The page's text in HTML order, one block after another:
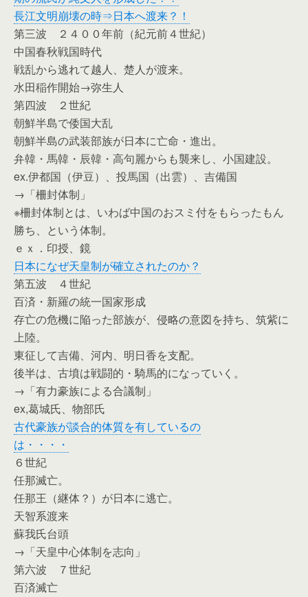
長江文明崩壊の時⇒日本へ渡来？！
第三波 ２４００年前（紀元前４世紀）
中国春秋戦国時代
戦乱から逃れて越人、楚人が渡来。
水田稲作開始→弥生人
第四波 ２世紀
朝鮮半島で倭国大乱
朝鮮半島の武装部族が日本に亡命・進出。
弁韓・馬韓・辰韓・高句麗からも襲来し、小国建設。
ex.伊都国（伊豆）、投馬国（出雲）、吉備国
→「柵封体制」
※柵封体制とは、いわば中国のおスミ付をもらったもん
勝ち、という体制。
ｅｘ．印授、鏡
日本になぜ天皇制が確立されたのか？
第五波 ４世紀
百済・新羅の統一国家形成
存亡の危機に陥った部族が、侵略の意図を持ち、筑紫に
上陸。
東征して吉備、河内、明日香を支配。
後半は、古墳は戦闘的・騎馬的になっていく。
→「有力豪族による合議制」
ex,葛城氏、物部氏
古代豪族が談合的体質を有しているの
は・・・・
６世紀
任那滅亡。
任那王（継体？）が日本に逃亡。
天智系渡来
蘇我氏台頭
→「天皇中心体制を志向」
第六波 ７世紀
百済滅亡